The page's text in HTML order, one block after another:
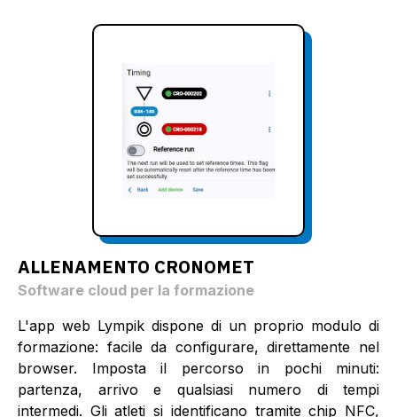
ALLENAMENTO CRONOMET
Software cloud per la formazione
L'app web Lympik dispone di un proprio modulo di
formazione: facile da configurare, direttamente nel
browser. Imposta il percorso in pochi minuti:
partenza, arrivo e qualsiasi numero di tempi
intermedi. Gli atleti si identificano tramite chip NFC,